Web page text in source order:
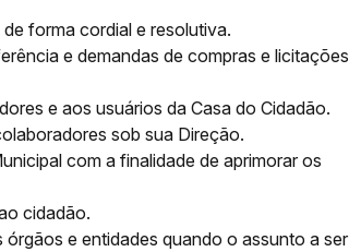
forma cordial e resolutiva.
e demandas de compras e licitações
e aos usuários da Casa do Cidadão.
sob sua Direção.
com a finalidade de aprimorar os
cidadão.
órgãos e entidades quando o assunto a ser